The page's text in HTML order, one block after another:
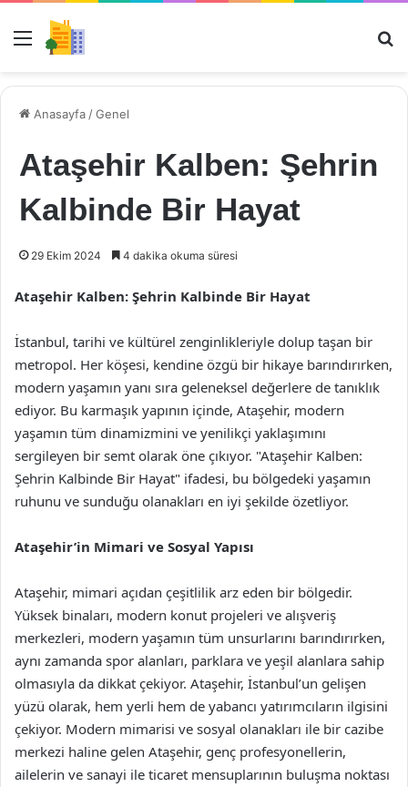
Menü
Anasayfa /Genel
Ataşehir Kalben: Şehrin
Kalbinde Bir Hayat
29 Ekim 2024 4 dakika okuma süresi
Ataşehir Kalben: Şehrin Kalbinde Bir Hayat
İstanbul, tarihi ve kültürel zenginlikleriyle dolup taşan bir
metropol. Her köşesi, kendine özgü bir hikaye barındırırken,
modern yaşamın yanı sıra geleneksel değerlere de tanıklık
ediyor. Bu karmaşık yapının içinde, Ataşehir, modern
yaşamın tüm dinamizmini ve yenilikçi yaklaşımını
sergileyen bir semt olarak öne çıkıyor. "Ataşehir Kalben:
Şehrin Kalbinde Bir Hayat" ifadesi, bu bölgedeki yaşamın
ruhunu ve sunduğu olanakları en iyi şekilde özetliyor.
Ataşehir’in Mimari ve Sosyal Yapısı
Ataşehir, mimari açıdan çeşitlilik arz eden bir bölgedir.
Yüksek binaları, modern konut projeleri ve alışveriş
merkezleri, modern yaşamın tüm unsurlarını barındırırken,
aynı zamanda spor alanları, parklara ve yeşil alanlara sahip
olmasıyla da dikkat çekiyor. Ataşehir, İstanbul’un gelişen
yüzü olarak, hem yerli hem de yabancı yatırımcıların ilgisini
çekiyor. Modern mimarisi ve sosyal olanakları ile bir cazibe
merkezi haline gelen Ataşehir, genç profesyonellerin,
ailelerin ve sanayi ile ticaret mensuplarının buluşma noktası